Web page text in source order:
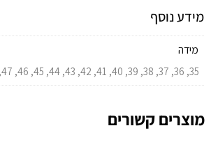
מידע נוסף
מידה
35, 36, 37, 38, 39, 40, 41, 42, 43, 44, 45, 46, 47, 48, 49
מוצרים קשורים